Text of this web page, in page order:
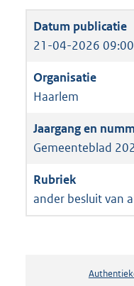
21-04-2026 09:00
Haarlem
Gemeenteblad
ander besluit van